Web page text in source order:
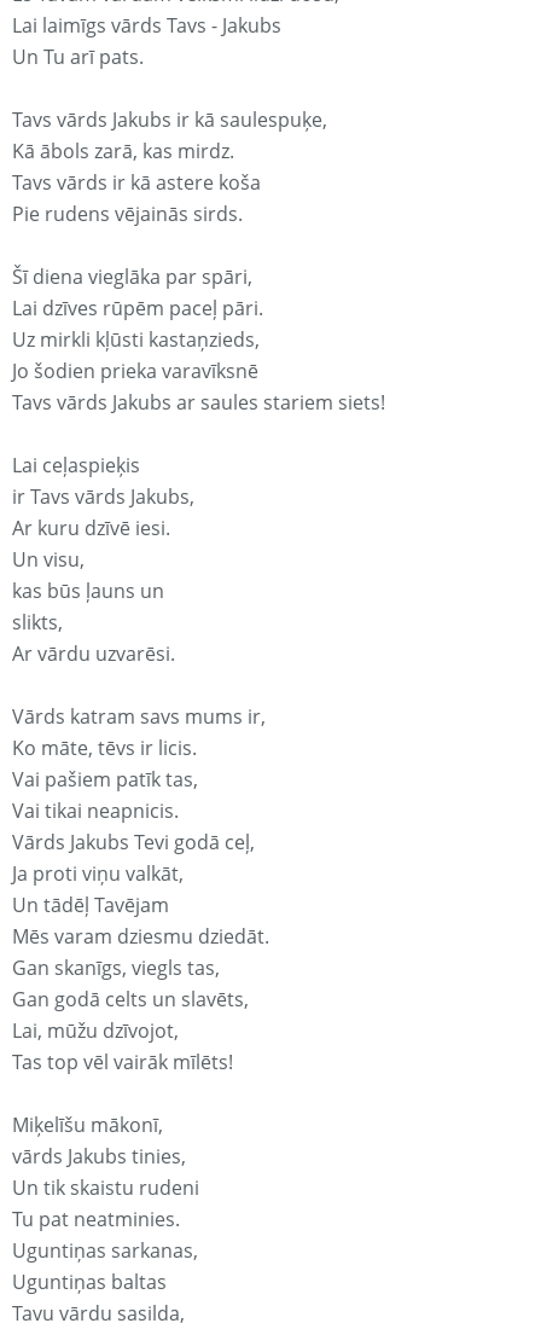
Lai laimīgs vārds Tavs - Jakubs
Un Tu arī pats.
Tavs vārds Jakubs ir kā saulespuķe,
Kā ābols zarā, kas mirdz.
Tavs vārds ir kā astere koša
Pie rudens vējainās sirds.
Šī diena vieglāka par spāri,
Lai dzīves rūpēm paceļ pāri.
Uz mirkli kļūsti kastaņzieds,
Jo šodien prieka varavīksnē
Tavs vārds Jakubs ar saules stariem siets!
Lai ceļaspieķis
ir Tavs vārds Jakubs,
Ar kuru dzīvē iesi.
Un visu,
kas būs ļauns un
slikts,
Ar vārdu uzvarēsi.
Vārds katram savs mums ir,
Ko māte, tēvs ir licis.
Vai pašiem patīk tas,
Vai tikai neapnicis.
Vārds Jakubs Tevi godā ceļ,
Ja proti viņu valkāt,
Un tādēļ Tavējam
Mēs varam dziesmu dziedāt.
Gan skanīgs, viegls tas,
Gan godā celts un slavēts,
Lai, mūžu dzīvojot,
Tas top vēl vairāk mīlēts!
Miķelīšu mākonī,
vārds Jakubs tinies,
Un tik skaistu rudeni
Tu pat neatminies.
Uguntiņas sarkanas,
Uguntiņas baltas
Tavu vārdu sasilda,